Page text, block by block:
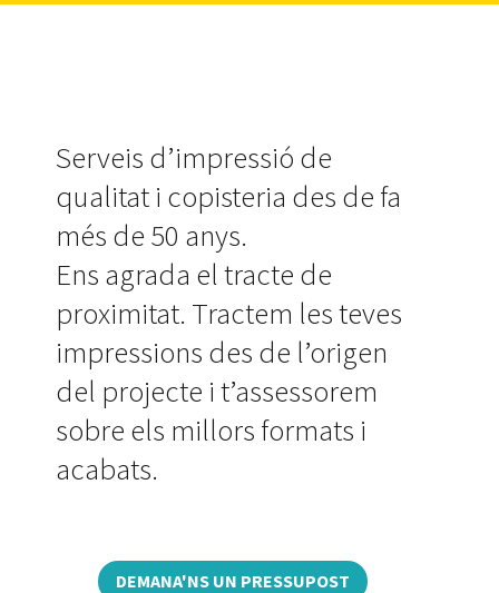
Serveis d’impressió de
qualitat i copisteria des de fa
més de 50 anys.
Ens agrada el tracte de
proximitat. Tractem les teves
impressions des de l’origen
del projecte i t’assessorem
sobre els millors formats i
acabats.
DEMANA'NS UN PRESSUPOST